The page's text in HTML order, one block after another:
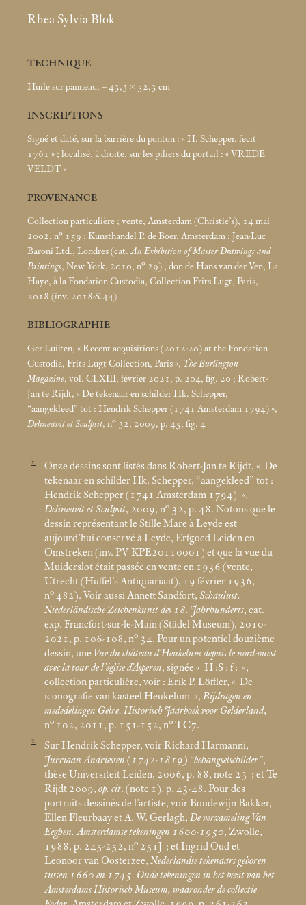
Rhea Sylvia Blok
TECHNIQUE
Huile sur panneau. – 43,3 × 52,3 cm
INSCRIPTIONS
Signé et daté, sur la barrière du ponton : «H. Schepper. fecit
1761 » ; localisé, à droite, sur les piliers du portail : «VREDE
VELDT »
PROVENANCE
Collection particulière ; vente, Amsterdam (Christie’s), 14mai
2002, n° 159 ; Kunsthandel P. de Boer, Amsterdam ; Jean-Luc
Baroni Ltd., Londres (cat.An Exhibition of Master Drawings and
Paintings, New York, 2010, n° 29) ; don de Hans van der Ven, La
Haye, à la Fondation Custodia, Collection Frits Lugt, Paris,
2018 (inv. 2018-S.44)
BIBLIOGRAPHIE
Ger Luijten, «Recent acquisitions (2012-20) at the Fondation
Custodia, Frits Lugt Collection, Paris», The Burlington
Magazine, vol. CLXIII, février 2021, p. 204, fig. 20 ; Robert-
Jan te Rijdt, «De tekenaar en schilder Hk. Schepper,
“aangekleed” tot : Hendrik Schepper (1741 Amsterdam 1794)»,
Delineavit et Sculpsit, n° 32, 2009, p. 45, fig. 4
1 Onze dessins sont listés dans Robert-Jan te Rijdt, « De
tekenaar en schilder Hk. Schepper, “aangekleed” tot :
Hendrik Schepper (1741 Amsterdam 1794) »,
Delineavit et Sculpsit, 2009, n° 32, p. 48. Notons que le
dessin représentant le Stille Mare à Leyde est
aujourd’hui conservé à Leyde, Erfgoed Leiden en
Omstreken (inv. PV KPE20110001) et que la vue du
Muiderslot était passée en vente en 1936 (vente,
Utrecht (Huffel’s Antiquariaat), 19 février 1936,
n° 482). Voir aussi Annett Sandfort, Schaulust.
Niederländische Zeichenkunst des 18. Jahrhunderts, cat.
exp. Francfort-sur-le-Main (Städel Museum), 2010-
2021, p. 106-108, n° 34. Pour un potentiel douzième
dessin, une Vue du château d’Heukelum depuis le nord-ouest
avec la tour de l’église d’Asperen, signée « H :S : f : »,
collection particulière, voir : Erik P. Löffler, « De
iconografie van kasteel Heukelum », Bijdragen en
mededelingen Gelre. Historisch Jaarboek voor Gelderland,
n° 102, 2011, p. 151-152, n° TC7.
2
Sur Hendrik Schepper, voir Richard Harmanni,
Jurriaan Andriessen (1742-1819) “behangselschilder”,
thèse Universiteit Leiden, 2006, p. 88, note 23 ; et Te
Rijdt 2009, op. cit. (note 1), p. 43-48. Pour des
portraits dessinés de l’artiste, voir Boudewijn Bakker,
Ellen Fleurbaay et A. W. Gerlagh, De verzameling Van
Eeghen. Amsterdamse tekeningen 1600-1950, Zwolle,
1988, p. 245-252, n° 251J ; et Ingrid Oud et
Leonoor van Oosterzee, Nederlandse tekenaars geboren
tussen 1660 en 1745. Oude tekeningen in het bezit van het
Amsterdams Historisch Museum, waaronder de collectie